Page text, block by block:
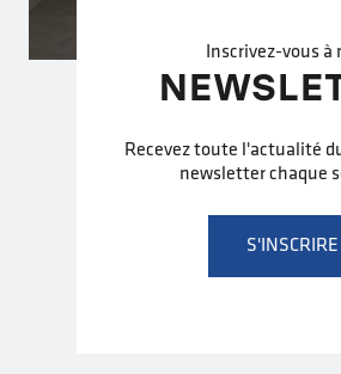
Inscrivez-vous à
Recevez toute l'actualité
newsletter chaque
S'INSCRIRE